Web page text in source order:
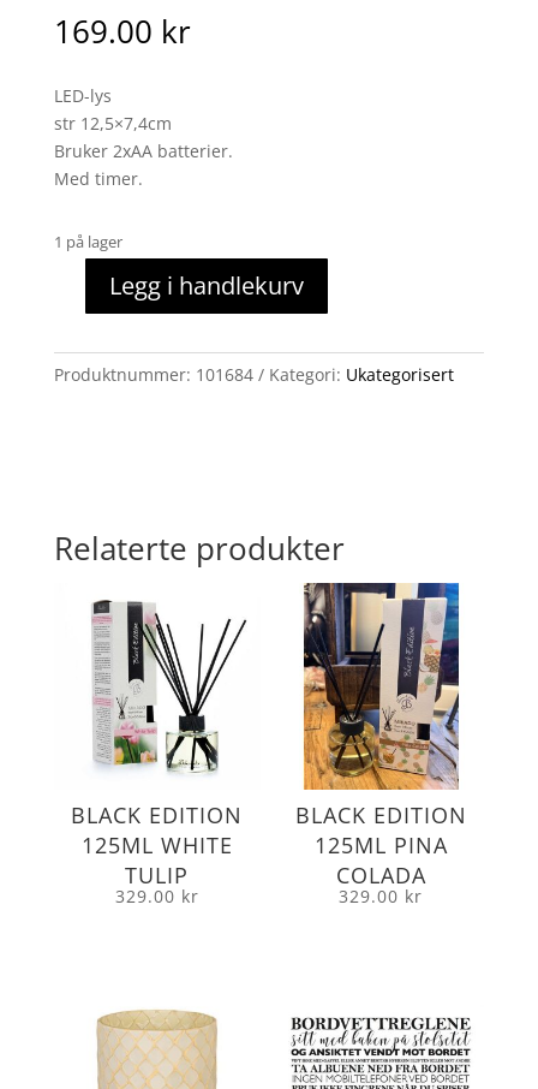
169.00 kr
LED-lys
str 12,5×7,4cm
Bruker 2xAA batterier.
Med timer.
1 på lager
sand
12,5x7,4
Legg i handlekurv
Produktnummer: 101684 Kategori: Ukategorisert
Relaterte produkter
BLACK EDITION
125ML WHITE
TULIP
329.00 kr
BLACK EDITION
125ML PINA
COLADA
329.00 kr